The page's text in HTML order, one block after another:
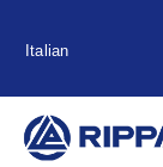
Italian